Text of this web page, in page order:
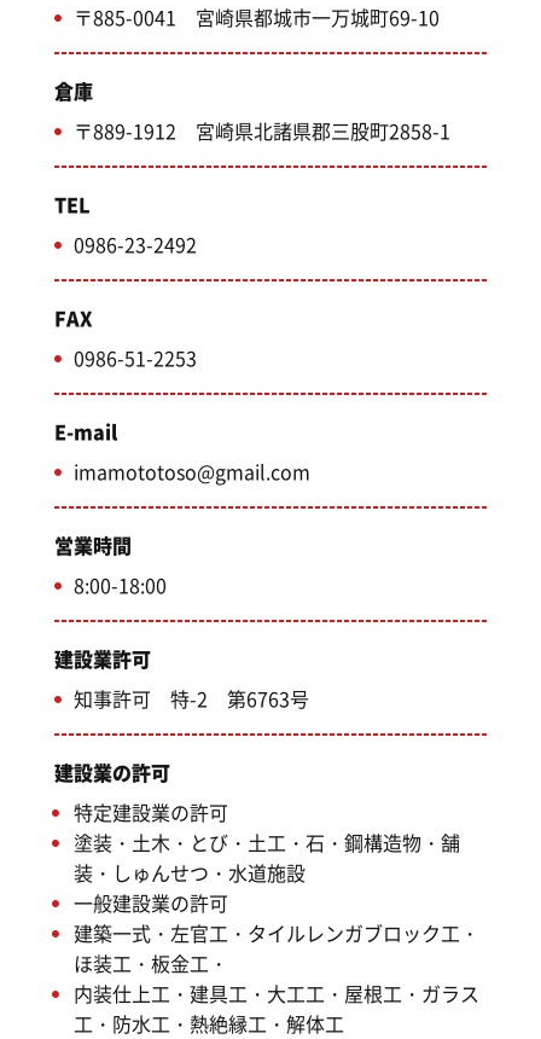
〒885-0041 宮崎県都城市一万城町69-10
倉庫
〒889-1912 宮崎県北諸県郡三股町2858-1
TEL
0986-23-2492
FAX
0986-51-2253
E-mail
imamototoso@gmail.com
営業時間
8:00-18:00
建設業許可
知事許可 特-2 第6763号
建設業の許可
特定建設業の許可
塗装・土木・とび・土工・石・鋼構造物・舗
装・しゅんせつ・水道施設
一般建設業の許可
建築一式・左官工・タイルレンガブロック工・
ほ装工・板金工・
内装仕上工・建具工・大工工・屋根工・ガラス
工・防水工・熱絶縁工・解体工